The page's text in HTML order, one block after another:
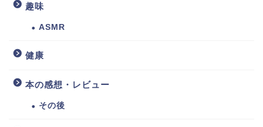
趣味
ASMR
健康
本の感想・レビュー
その後